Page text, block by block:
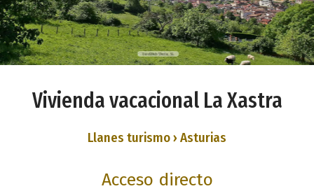
Vivienda vacacional La Xastra
Llanes turismo › Asturias
Acceso directo